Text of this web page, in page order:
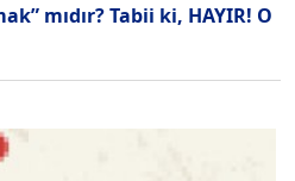
mıdır? Tabii ki, HAYIR! O